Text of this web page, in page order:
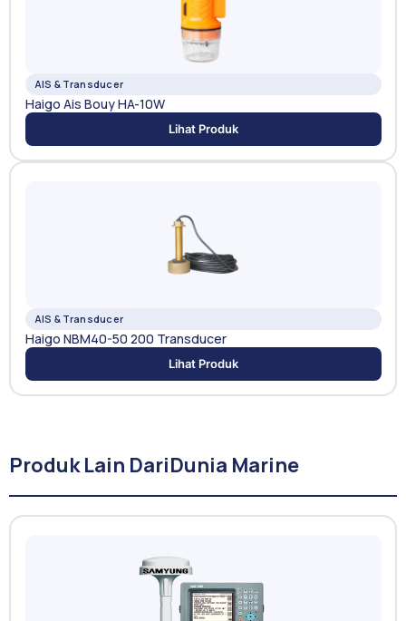
AIS & Transducer
Haigo Ais Bouy HA-10W
Lihat Produk
AIS & Transducer
Haigo NBM40-50 200 Transducer
Lihat Produk
Produk Lain DariDunia Marine